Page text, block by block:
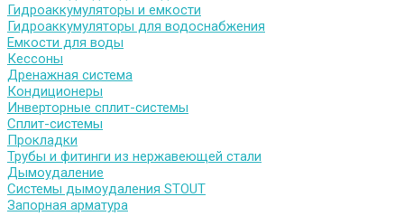
Гидроаккумуляторы и емкости
Гидроаккумуляторы для водоснабжения
Емкости для воды
Кессоны
Дренажная система
Кондиционеры
Инверторные сплит-системы
Сплит-системы
Прокладки
Трубы и фитинги из нержавеющей стали
Дымоудаление
Системы дымоудаления STOUT
Запорная арматура